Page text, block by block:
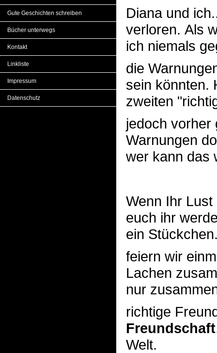
Gute Geschichten schreiben
Bücher unterwegs
Kontakt
Linkliste
Impressum
Datenschutz
Diana und
verloren. Als
ich niemals
die
sein könnten.
zweiten
jedoch vorher
Warnungen
wer kann das
Wenn Ihr
euch ihr
ein
feiern wir
Lachen
nur
richtige
Freundschaft
Welt.